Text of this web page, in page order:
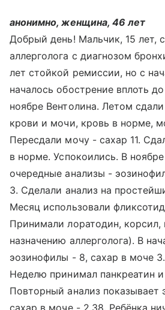
анонимно, женщина, 46 лет
Добрый день! Мальчик, 15 лет,
аллерголога с диагнозом
лет стойкой ремиссии, но с
началось обострение вплоть
ноябре Вентолина. Летом
крови и мочи, кровь в норме,
Пересдали мочу - сахар 11.
в норме. Успокоились. В
очередные анализы -
3. Сделали анализ на
Месяц использовали
Принимали лоратодин, корсил,
назначению аллерголога). В
эозинофилы - 8, сахар в моче
Неделю принимал панкреатин
Повторный анализ показывает
сахар в моче - 2,38. Ребёнка